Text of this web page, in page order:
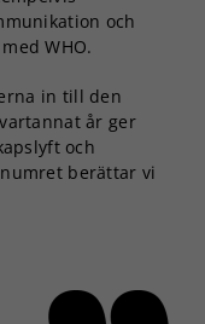
och
WHO.
in till den
år ger
och
berättar vi